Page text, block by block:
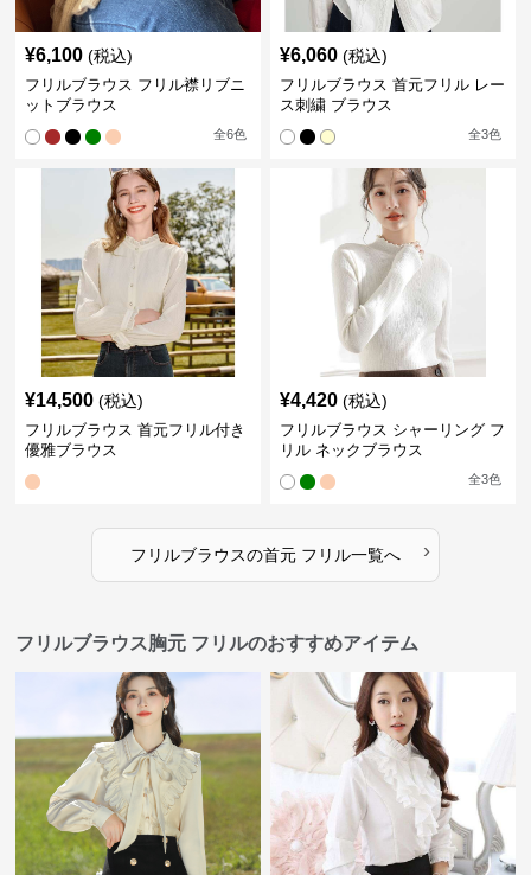
¥6,100 (税込)
フリルブラウス フリル襟リブニ
ットブラウス
全6色
¥6,060 (税込)
フリルブラウス 首元フリル レー
ス刺繍 ブラウス
全3色
¥14,500 (税込)
フリルブラウス 首元フリル付き
優雅ブラウス
¥4,420 (税込)
フリルブラウス シャーリング フ
リル ネックブラウス
全3色
フリルブラウスの首元 フリル一覧へ ›
フリルブラウス胸元 フリルのおすすめアイテム